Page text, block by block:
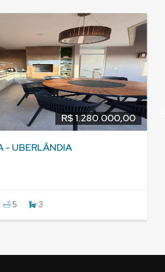
R$ 1.280.000,00
- UBERLÂNDIA
5 3